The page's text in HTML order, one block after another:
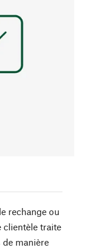
rechange ou
clientèle traite
manière